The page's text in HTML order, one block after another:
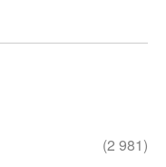
(2 981)